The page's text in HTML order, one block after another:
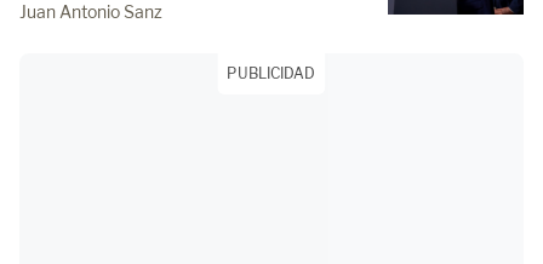
Juan Antonio Sanz
PUBLICIDAD